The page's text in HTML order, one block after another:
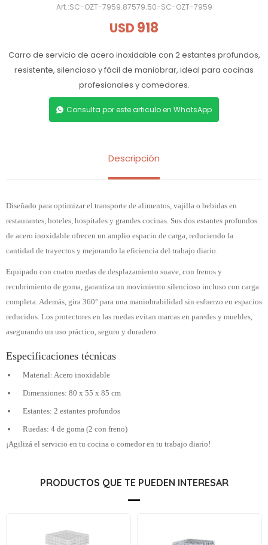
SC-OZT-7959.87579.50-SC-OZT-7959
USD 918
Carro de servicio de acero inoxidable con 2 estantes profundos,
resistente, silencioso y fácil de maniobrar, ideal para cocinas
profesionales y comedores.
Consulta por este articulo en WhatsApp
Descripción
Diseñado para optimizar el transporte de alimentos, vajilla o bebidas en
restaurantes, hoteles, hospitales y grandes cocinas. Sus dos estantes profundos
de acero inoxidable ofrecen un amplio espacio de carga, reduciendo la
cantidad de trayectos y mejorando la eficiencia del trabajo diario.
Equipado con cuatro ruedas de desplazamiento suave, con frenos y
recubrimiento de goma, garantiza un movimiento silencioso incluso con carga
completa. Además, gira 360° para una maniobrabilidad sin esfuerzo en espacios
reducidos. Los protectores en las ruedas evitan marcas en paredes y muebles,
asegurando un uso práctico, seguro y duradero.
Especificaciones técnicas
Material: Acero inoxidable
Dimensiones: 80 x 55 x 85 cm
Estantes: 2 estantes profundos
Ruedas: 4 de goma (2 con freno)
¡Agilizá el servicio en tu cocina o comedor en tu trabajo diario!
PRODUCTOS QUE TE PUEDEN INTERESAR